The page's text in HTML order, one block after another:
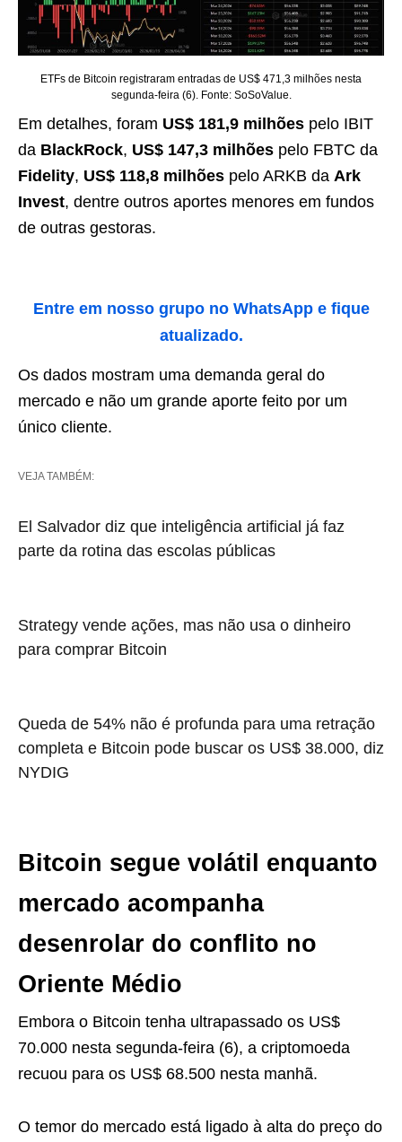
ETFs de Bitcoin registraram entradas de US$ 471,3 milhões nesta
segunda-feira (6). Fonte: SoSoValue.
Em detalhes, foram US$ 181,9 milhões pelo IBIT
da BlackRock, US$ 147,3 milhões pelo FBTC da
Fidelity, US$ 118,8 milhões pelo ARKB da Ark
Invest, dentre outros aportes menores em fundos
de outras gestoras.
Entre em nosso grupo no WhatsApp e fique
atualizado.
Os dados mostram uma demanda geral do
mercado e não um grande aporte feito por um
único cliente.
VEJA TAMBÉM:
El Salvador diz que inteligência artificial já faz
parte da rotina das escolas públicas
Strategy vende ações, mas não usa o dinheiro
para comprar Bitcoin
Queda de 54% não é profunda para uma retração
completa e Bitcoin pode buscar os US$ 38.000, diz
NYDIG
Bitcoin segue volátil enquanto
mercado acompanha
desenrolar do conflito no
Oriente Médio
Embora o Bitcoin tenha ultrapassado os US$
70.000 nesta segunda-feira (6), a criptomoeda
recuou para os US$ 68.500 nesta manhã.
O temor do mercado está ligado à alta do preço do